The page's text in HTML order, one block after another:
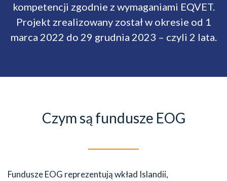
kompetencji zgodnie z wymaganiami EQVET.
Projekt zrealizowany został w okresie od 1
marca 2022 do 29 grudnia 2023 – czyli 2 lata.
Czym są fundusze EOG
Fundusze EOG reprezentują wkład Islandii,